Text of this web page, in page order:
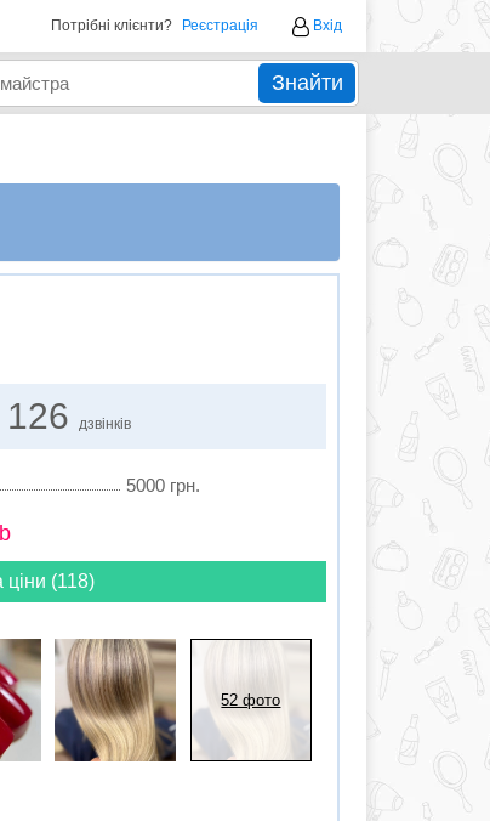
Потрібні клієнти? Реєстрація Вхід
Знайти
126 дзвінків
5000 грн.
ціни (118)
52 фото